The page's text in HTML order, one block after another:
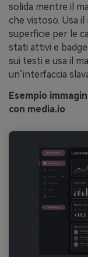
solida mentre il
che vistoso. Usa
superficie per le
stati attivi e
sui testi e usa il
un’interfaccia
Esempio
con media.io